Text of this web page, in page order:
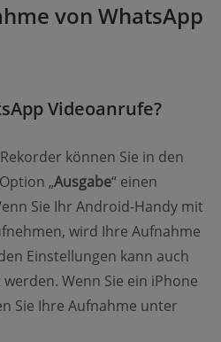
von WhatsApp
Videoanrufe?
können Sie in den
„Ausgabe“ einen
Sie Ihr Android-Handy mit
wird Ihre Aufnahme
Einstellungen kann auch
Wenn Sie ein iPhone
Sie Ihre Aufnahme unter